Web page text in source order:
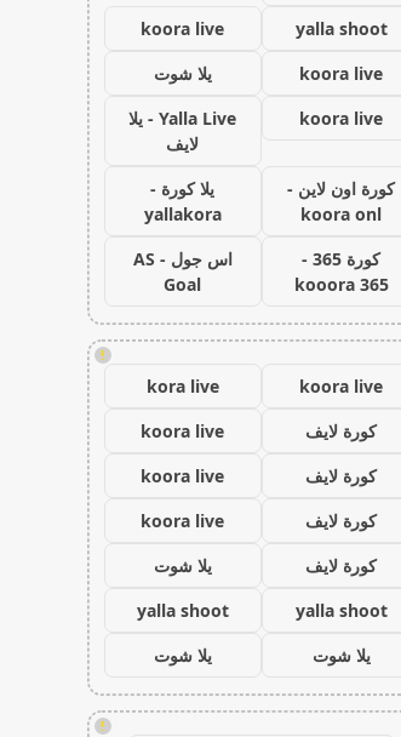
yalla shoot
koora live
koora live
يلا شوت
koora live
Yalla Live - يلا
لايف
كورة اون لاين -
koora onl
يلا كورة -
yallakora
كورة 365 -
kooora 365
اس جول - AS
Goal
!
koora live
kora live
كورة لايف
koora live
كورة لايف
koora live
كورة لايف
koora live
كورة لايف
يلا شوت
yalla shoot
yalla shoot
يلا شوت
يلا شوت
!